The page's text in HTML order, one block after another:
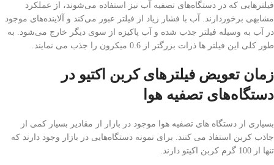
فیلترهایی که در دستگاه‎‌های تصفیه آب نیز استفاده می‌شوند، از عملکرد
مشابهی برخوردارند. آب با فشار زیاد از فیلتر عبور می‌کند و آلاینده‌های موجود
در آب به وسیله فیلتر جذب شده و آب پاکیزه از سوی دیگر خارج می‌شود. به
طور کلی این فیلتر ها ذرات بزرگتر از 0.6 میکرون را جذب می نمایند.
زمان تعویض فیلترهای کربن اکتیو در
دستگاه‌های تصفیه هوا
بسیاری از دستگاه های تصفیه هوا موجود در بازار از مقادیر بسیار کمی از
جاذب کربن استفاد می کنند. برای نمونه دستگاه‌هایی در بازار وجود دارند که
تنها از 100 گرم کربن اکیتو دارند.